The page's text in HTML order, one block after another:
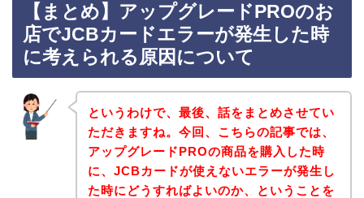
【まとめ】アップグレードPROのお
店でJCBカードエラーが発生した時
に考えられる原因について
というわけで、最後、話をまとめさせてい
ただきますね。今回、こちらの記事では、
アップグレードPROの商品を購入した時
に、JCBカードが使えないエラーが発生し
た時にどうすればよいのか、ということを